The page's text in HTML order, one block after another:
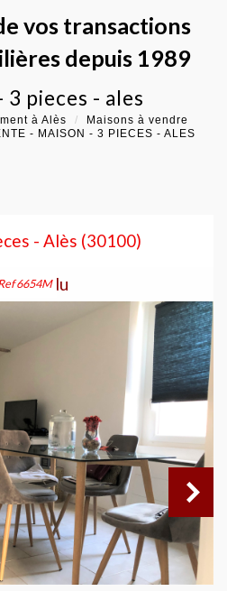
vos transactions
depuis 1989
3 pieces - ales
à Alès
Maisons à vendre
- MAISON - 3 PIECES - ALES
- Alès (30100)
6654M
vendu